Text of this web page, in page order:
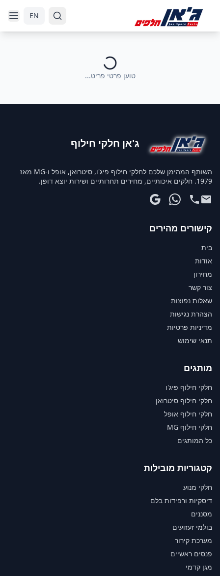
EN
טוען פרטי פריט...
ג'אן חלקי חילוף
השותף המהימן שלכם לחלקי חילוף פיג'ו, סיטרואן, אופל ו-MG מאז
1979. חלקים איכותיים, מחירים תחרותיים ושירות יוצא דופן.
קישורים מהירים
בית
אודות
מחירון
צור קשר
שאלות נפוצות
הצהרת נגישות
מדיניות פרטיות
תנאי שימוש
מותגים
חלקי חילוף פיג'ו
חלקי חילוף סיטרואן
חלקי חילוף אופל
חלקי חילוף MG
כל המותגים
קטגוריות מובילות
חלקי מנוע
דיסקיות ורפידות בלם
מסננים
בולמי זעזועים
מערכת קירור
פנסים ראשיים
מגן קדמי